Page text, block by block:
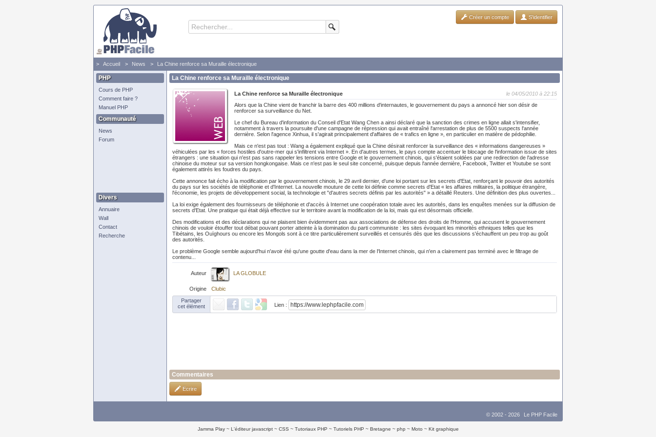
Créer un compte S'identifier
Accueil News La Chine renforce sa Muraille électronique
PHP
Cours de PHP
Comment faire ?
Manuel PHP
Communauté
News
Forum
Divers
Annuaire
Wall
Contact
Recherche
La Chine renforce sa Muraille électronique
le 04/05/2010 à 22:15
La Chine renforce sa Muraille électronique
Alors que la Chine vient de franchir la barre des 400 millions d'internautes, le gouvernement du pays a annoncé hier son désir de
renforcer sa surveillance du Net.
Le chef du Bureau d'information du Conseil d'Etat Wang Chen a ainsi déclaré que la sanction des crimes en ligne allait s'intensifier,
notamment à travers la poursuite d'une campagne de répression qui avait entraîné l'arrestation de plus de 5500 suspects l'année
dernière. Selon l'agence Xinhua, il s'agirait principalement d'affaires de « trafics en ligne », en particulier en matière de pédophilie.
Mais ce n'est pas tout : Wang a également expliqué que la Chine désirait renforcer la surveillance des « informations dangereuses »
véhiculées par les « forces hostiles d'outre-mer qui s'infiltrent via Internet ». En d'autres termes, le pays compte accentuer le blocage de l'information issue de sites
étrangers : une situation qui n'est pas sans rappeler les tensions entre Google et le gouvernement chinois, qui s'étaient soldées par une redirection de l'adresse
chinoise du moteur sur sa version hongkongaise. Mais ce n'est pas le seul site concerné, puisque depuis l'année dernière, Facebook, Twitter et Youtube se sont
également attirés les foudres du pays.
Cette annonce fait écho à la modification par le gouvernement chinois, le 29 avril dernier, d'une loi portant sur les secrets d'Etat, renforçant le pouvoir des autorités
du pays sur les sociétés de téléphonie et d'Internet. La nouvelle mouture de cette loi définie comme secrets d'Etat « les affaires militaires, la politique étrangère,
l'économie, les projets de développement social, la technologie et "d'autres secrets définis par les autorités" » a détaillé Reuters. Une définition des plus ouvertes...
La loi exige également des fournisseurs de téléphonie et d'accès à Internet une coopération totale avec les autorités, dans les enquêtes menées sur la diffusion de
secrets d'Etat. Une pratique qui était déjà effective sur le territoire avant la modification de la loi, mais qui est désormais officielle.
Des modifications et des déclarations qui ne plaisent bien évidemment pas aux associations de défense des droits de l'Homme, qui accusent le gouvernement
chinois de vouloir étouffer tout débat pouvant porter atteinte à la domination du parti communiste : les sites évoquant les minorités ethniques telles que les
Tibétains, les Ouïghours ou encore les Mongols sont à ce titre particulièrement surveillés et censurés dès que les discussions s'échauffent un peu trop au goût
des autorités.
Le problème Google semble aujourd'hui n'avoir été qu'une goutte d'eau dans la mer de l'Internet chinois, qui n'en a clairement pas terminé avec le filtrage de
contenu...
Auteur LA GLOBULE
Origine
Clubic
Partager
cet élément
Lien :
Commentaires
Ecrire
© 2002 - 2026 Le PHP Facile
Jamma Play L'éditeur javascript CSS Tutoriaux PHP Tutoriels PHP Bretagne php Moto Kit graphique